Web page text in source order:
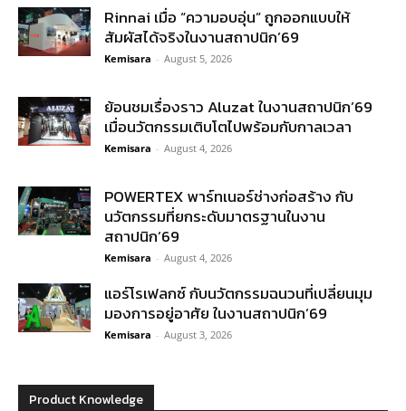
Rinnai เมื่อ “ความอบอุ่น” ถูกออกแบบให้
สัมผัสได้จริงในงานสถาปนิก’69
Kemisara - August 5, 2026
ย้อนชมเรื่องราว Aluzat ในงานสถาปนิก’69
เมื่อนวัตกรรมเติบโตไปพร้อมกับกาลเวลา
Kemisara - August 4, 2026
POWERTEX พาร์ทเนอร์ช่างก่อสร้าง กับ
นวัตกรรมที่ยกระดับมาตรฐานในงาน
สถาปนิก’69
Kemisara - August 4, 2026
แอร์โรเฟลกซ์ กับนวัตกรรมฉนวนที่เปลี่ยนมุม
มองการอยู่อาศัย ในงานสถาปนิก’69
Kemisara - August 3, 2026
Product Knowledge